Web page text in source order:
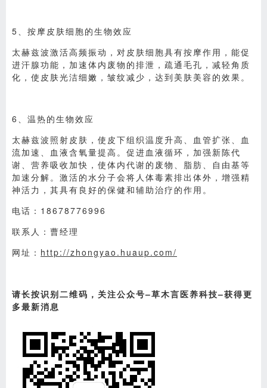
5、按摩皮肤细胞的生物效应
太赫兹波激活高频振动，对皮肤细胞具有按摩作用，能促
进汗腺功能，加速体内废物的排泄，疏通毛孔，减轻角质
化，使皮肤光洁细嫩，皱纹减少，达到美肤美容的效果。
6、温热的生物效应
太赫兹波照射皮肤，使皮下组织温度升高、血管扩张、血
流加速、血液含氧量提高。促进血液循环，加强新陈代
谢、营养吸收加快，使体内代谢的废物、脂肪、自由基等
加速分解。激活的水分子会将人体毒素排出体外，增强精
神活力，其具有良好的保健和辅助治疗的作用。
电话：18678776996
联系人：曹经理
网址： http://zhongyao.huaup.com/
请长按识别二维码，关注公众号–草木言医养科技–获得更
多最新消息